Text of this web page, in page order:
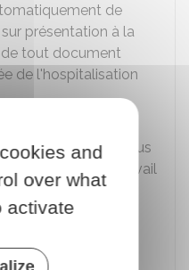
de
présentation à la
de tout document
de l'hospitalisation
sa naissance
, vous
reprendre votre travail
de congé
à la fin de
indiquer la date
and
over what
activate